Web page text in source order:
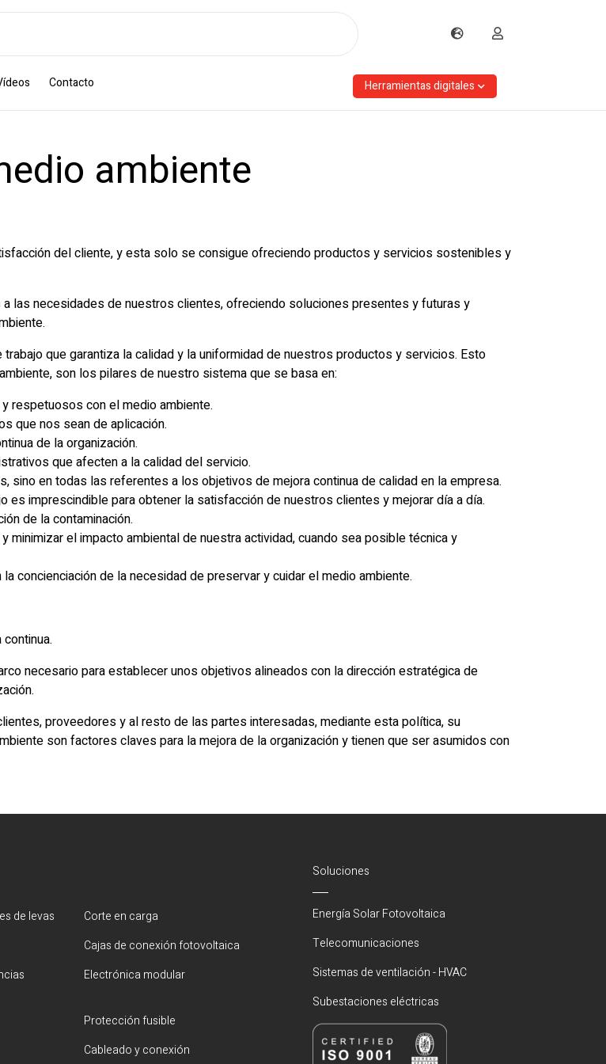
Contacto Herramientas digitales
ambiente
del cliente, y esta solo se consigue ofreciendo productos y servicios sostenibles y
las necesidades de nuestros clientes, ofreciendo soluciones presentes y futuras y
que garantiza la calidad y la uniformidad de nuestros productos y servicios. Esto
son los pilares de nuestro sistema que se basa en:
respetuosos con el medio ambiente.
que nos sean de aplicación.
de la organización.
que afecten a la calidad del servicio.
sino en todas las referentes a los objetivos de mejora continua de calidad en la empresa.
imprescindible para obtener la satisfacción de nuestros clientes y mejorar día a día.
de la contaminación.
el impacto ambiental de nuestra actividad, cuando sea posible técnica y
concienciación de la necesidad de preservar y cuidar el medio ambiente.
necesario para establecer unos objetivos alineados con la dirección estratégica de
proveedores y al resto de las partes interesadas, mediante esta política, su
son factores claves para la mejora de la organización y tienen que ser asumidos con
de levas
Corte en carga
Cajas de conexión fotovoltaica
Electrónica modular
Protección fusible
Cableado y conexión
Soluciones
Energía Solar Fotovoltaica
Telecomunicaciones
Sistemas de ventilación - HVAC
Subestaciones eléctricas